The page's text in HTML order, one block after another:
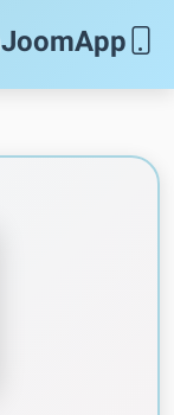
JoomApp